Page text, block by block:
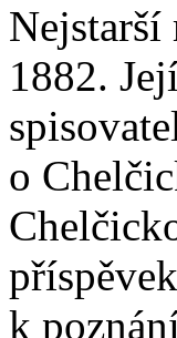
Nejstarší
1882.
o
k